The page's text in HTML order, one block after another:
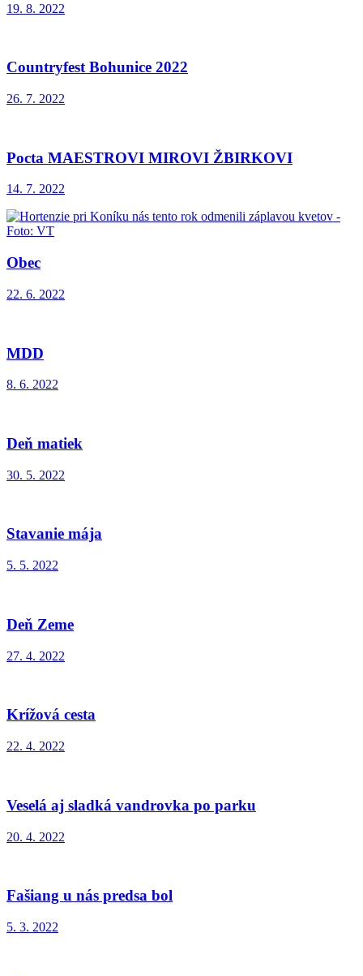
19. 8. 2022
Countryfest Bohunice 2022
26. 7. 2022
Pocta MAESTROVI MIROVI ŽBIRKOVI
14. 7. 2022
Obec
22. 6. 2022
MDD
8. 6. 2022
Deň matiek
30. 5. 2022
Stavanie mája
5. 5. 2022
Deň Zeme
27. 4. 2022
Krížová cesta
22. 4. 2022
Veselá aj sladká vandrovka po parku
20. 4. 2022
Fašiang u nás predsa bol
5. 3. 2022